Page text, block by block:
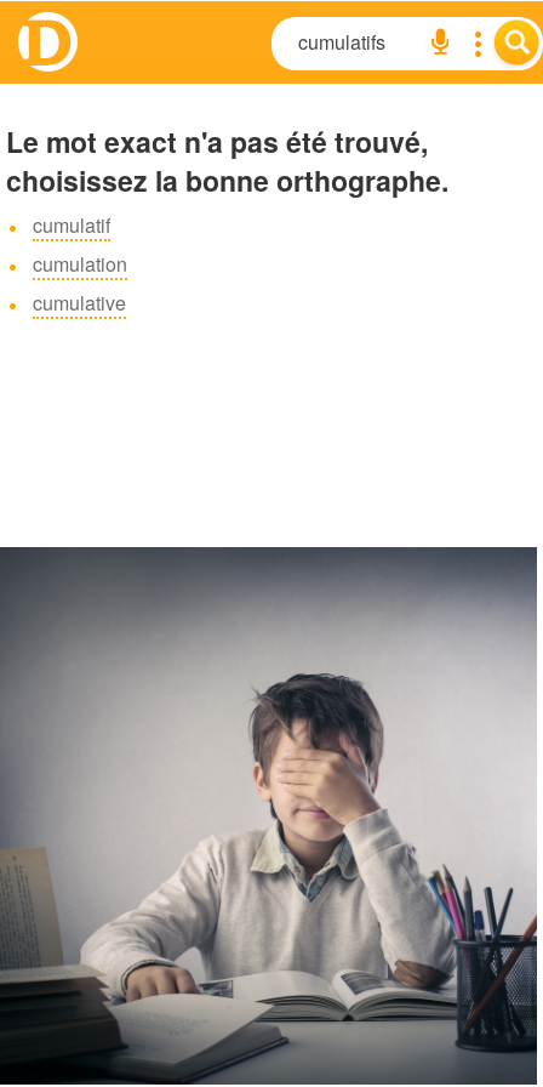
Le mot exact n'a pas été trouvé,
choisissez la bonne orthographe.
cumulatif
cumulation
cumulative